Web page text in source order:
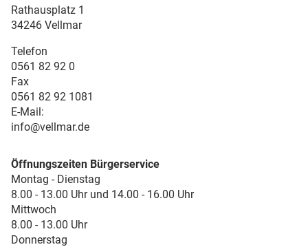
Rathausplatz 1
34246 Vellmar
Telefon
0561 82 92 0
Fax
0561 82 92 1081
E-Mail:
info@vellmar.de
Öffnungszeiten Bürgerservice
Montag - Dienstag
8.00 - 13.00 Uhr und 14.00 - 16.00 Uhr
Mittwoch
8.00 - 13.00 Uhr
Donnerstag